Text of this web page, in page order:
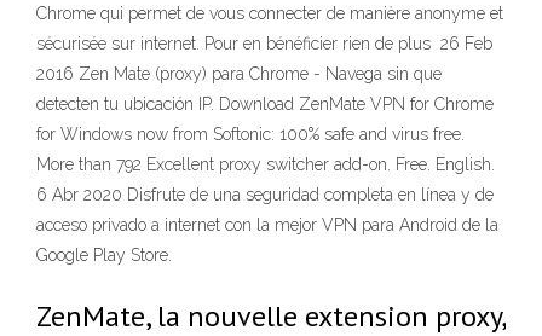
Chrome qui permet de vous connecter de manière anonyme et
sécurisée sur internet. Pour en bénéficier rien de plus 26 Feb
2016 Zen Mate (proxy) para Chrome - Navega sin que
detecten tu ubicación IP. Download ZenMate VPN for Chrome
for Windows now from Softonic: 100% safe and virus free.
More than 792 Excellent proxy switcher add-on. Free. English.
6 Abr 2020 Disfrute de una seguridad completa en línea y de
acceso privado a internet con la mejor VPN para Android de la
Google Play Store.
ZenMate, la nouvelle extension proxy,